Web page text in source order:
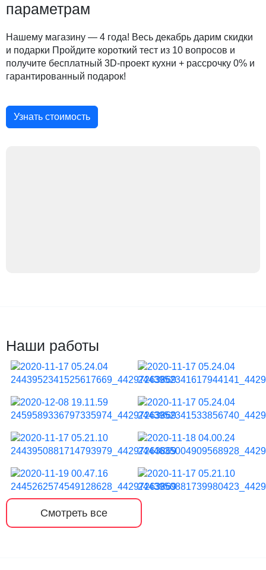
параметрам
Нашему магазину — 4 года! Весь декабрь дарим скидки
и подарки Пройдите короткий тест из 10 вопросов и
получите бесплатный 3D-проект кухни + рассрочку 0% и
гарантированный подарок!
Узнать стоимость
Наши работы
Смотреть все